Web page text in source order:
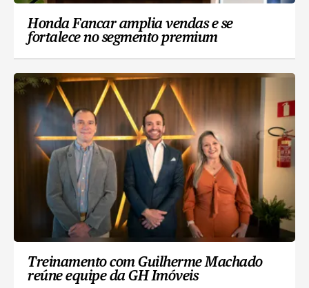
Honda Fancar amplia vendas e se
fortalece no segmento premium
Treinamento com Guilherme Machado
reúne equipe da GH Imóveis